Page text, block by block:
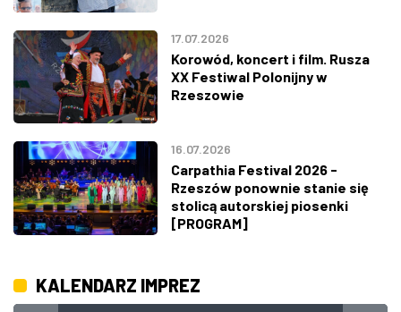
17.07.2026
Korowód, koncert i film. Rusza
XX Festiwal Polonijny w
Rzeszowie
16.07.2026
Carpathia Festival 2026 -
Rzeszów ponownie stanie się
stolicą autorskiej piosenki
[PROGRAM]
KALENDARZ IMPREZ